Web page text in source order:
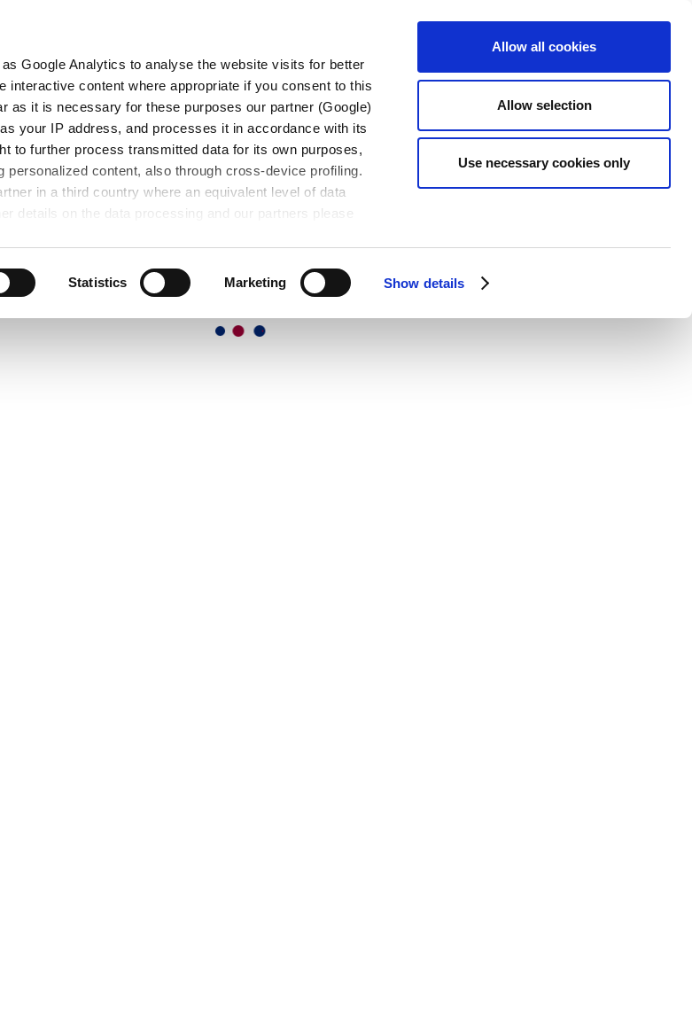
Google Analytics to analyse the website visits for better
interactive content where appropriate if you consent to this
as it is necessary for these purposes our partner (Google)
your IP address, and processes it in accordance with its
to further process transmitted data for its own purposes,
content, also through cross-device profiling.
in a third country where an equivalent level of data
details on the data processing and our partners please
Statistics Marketing Show details
Allow all cookies
Allow selection
Use necessary cookies only